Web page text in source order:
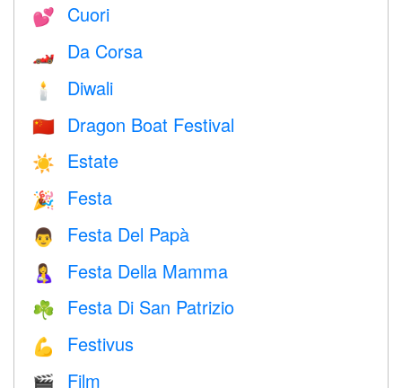
💕 Cuori
🏎 Da Corsa
🕯 Diwali
🇨🇳 Dragon Boat Festival
☀️ Estate
🎉 Festa
👨 Festa Del Papà
🤱 Festa Della Mamma
☘️ Festa Di San Patrizio
💪 Festivus
🎬 Film